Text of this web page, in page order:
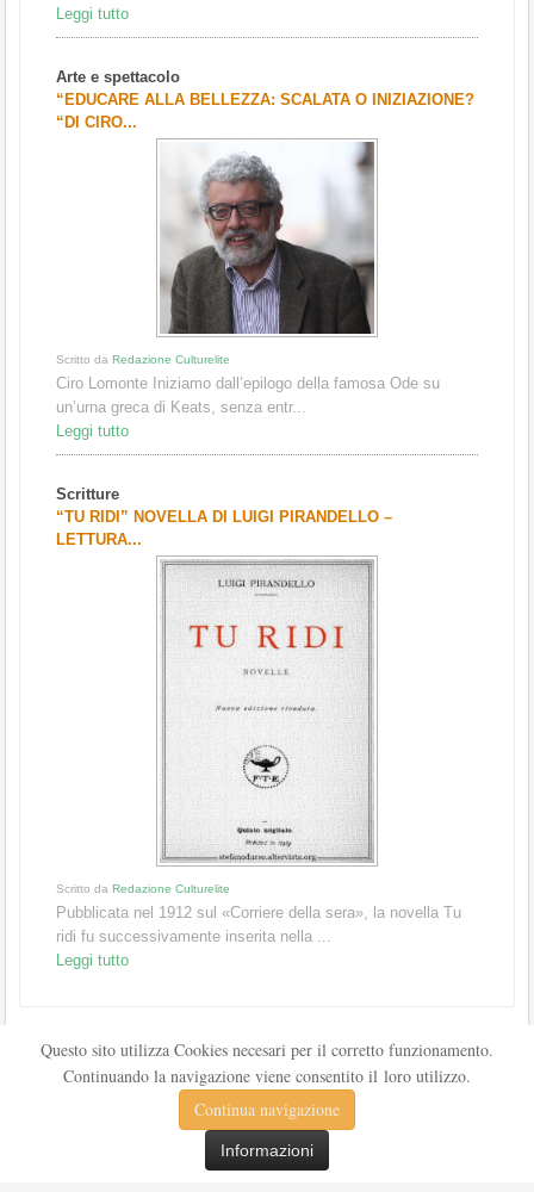
Leggi tutto
Arte e spettacolo
“EDUCARE ALLA BELLEZZA: SCALATA O INIZIAZIONE?
“DI CIRO...
Scritto da Redazione Culturelite
Ciro Lomonte Iniziamo dall’epilogo della famosa Ode su
un’urna greca di Keats, senza entr...
Leggi tutto
Scritture
“TU RIDI” NOVELLA DI LUIGI PIRANDELLO –
LETTURA...
Scritto da Redazione Culturelite
Pubblicata nel 1912 sul «Corriere della sera», la novella Tu
ridi fu successivamente inserita nella ...
Leggi tutto
Questo sito utilizza Cookies necesari per il corretto funzionamento.
Continuando la navigazione viene consentito il loro utilizzo.
Continua navigazione
Informazioni